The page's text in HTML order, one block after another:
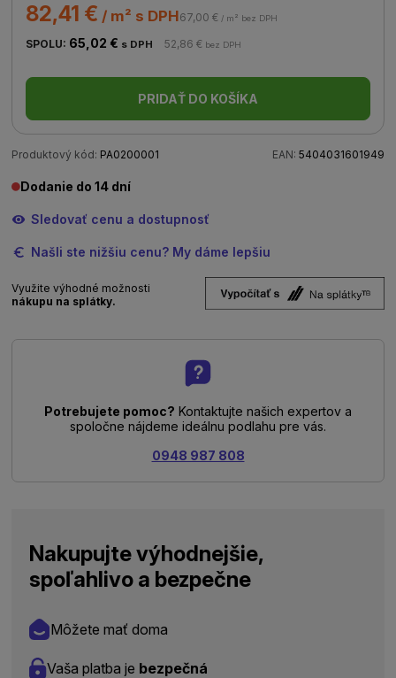
82,41 € / m² s DPH67,00 € / m² bez DPH
SPOLU: 65,02 € s DPH 52,86 € bez DPH
PRIDAŤ DO KOŠÍKA
Produktový kód: PA0200001 EAN: 5404031601949
Dodanie do 14 dní
Sledovať cenu a dostupnosť
Našli ste nižšiu cenu? My dáme lepšiu
Využite výhodné možnosti
nákupu na splátky.
Potrebujete pomoc? Kontaktujte našich expertov a
spoločne nájdeme ideálnu podlahu pre vás.
0948 987 808
Nakupujte výhodnejšie,
spoľahlivo a bezpečne
Môžete mať doma
Vaša platba je bezpečná